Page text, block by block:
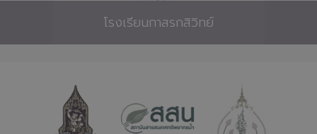
โรงเรียนกาสรกสิวิทย์